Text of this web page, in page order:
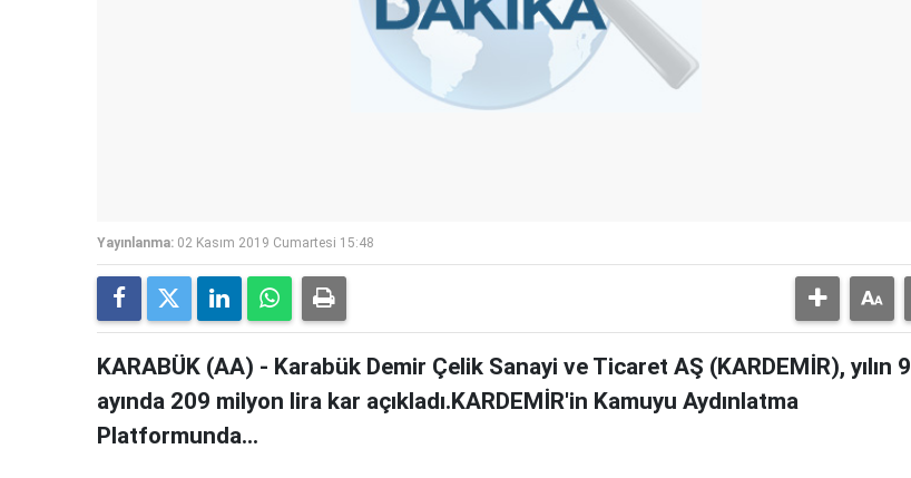
Yayınlanma: 02 Kasım 2019 Cumartesi 15:48
KARABÜK (AA) - Karabük Demir Çelik Sanayi ve Ticaret AŞ (KARDEMİR), yılın 9
ayında 209 milyon lira kar açıkladı.KARDEMİR'in Kamuyu Aydınlatma
Platformunda...